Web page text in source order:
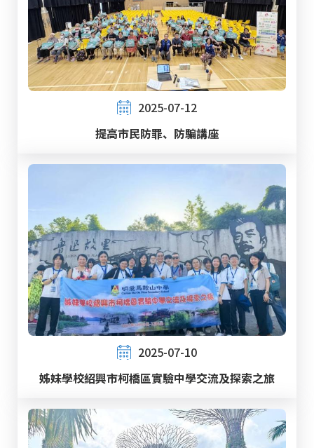
2025-07-12
提高市民防罪、防騙講座
2025-07-10
姊妹學校紹興市柯橋區實驗中學交流及探索之旅